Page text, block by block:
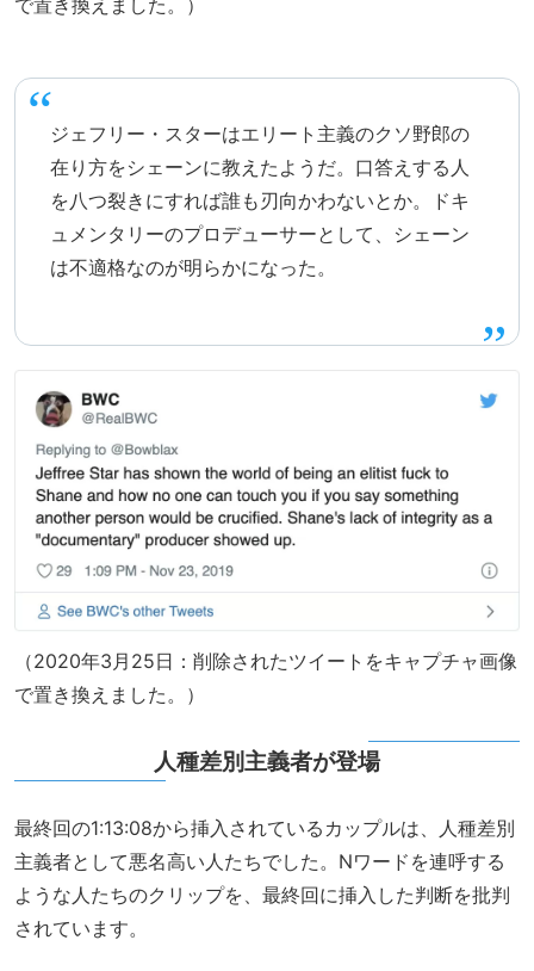
で置き換えました。）
ジェフリー・スターはエリート主義のクソ野郎の
在り方をシェーンに教えたようだ。口答えする人
を八つ裂きにすれば誰も刃向かわないとか。ドキ
ュメンタリーのプロデューサーとして、シェーン
は不適格なのが明らかになった。
（2020年3月25日：削除されたツイートをキャプチャ画像
で置き換えました。）
人種差別主義者が登場
最終回の1:13:08から挿入されているカップルは、人種差別
主義者として悪名高い人たちでした。Nワードを連呼する
ような人たちのクリップを、最終回に挿入した判断を批判
されています。